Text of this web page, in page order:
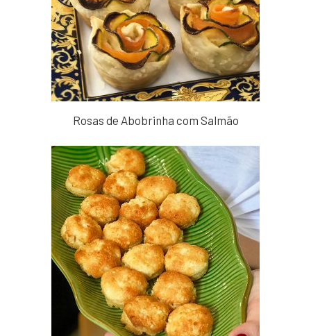
Rosas de Abobrinha com Salmão